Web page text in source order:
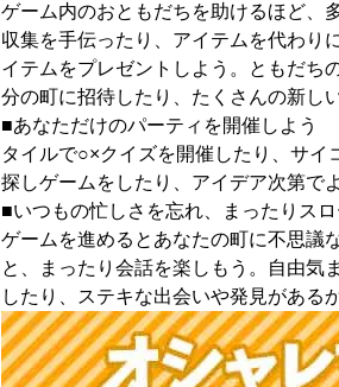
ゲーム内のおともだちを助けるほど、
収集を手伝ったり、アイテムを代わり
イテムをプレゼントしよう。ともだち
分の町に招待したり、たくさんの新し
■あなただけのパーティを開催しよう
タイルで○×クイズを開催したり、サ
探しゲームをしたり、アイデア次第で
■いつもの忙しさを忘れ、まったりス
ゲームを進めるとあなたの町に不思議
と、まったり会話を楽しもう。自由気
したり、ステキな出会いや発見がある